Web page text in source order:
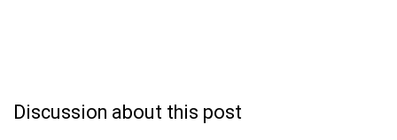
Discussion about this post